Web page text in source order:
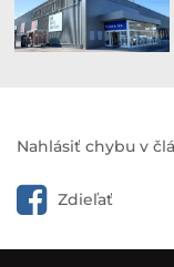
Nahlásiť chybu v
Zdieľať